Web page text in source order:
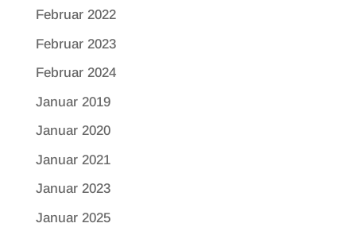
Februar 2022
Februar 2023
Februar 2024
Januar 2019
Januar 2020
Januar 2021
Januar 2023
Januar 2025